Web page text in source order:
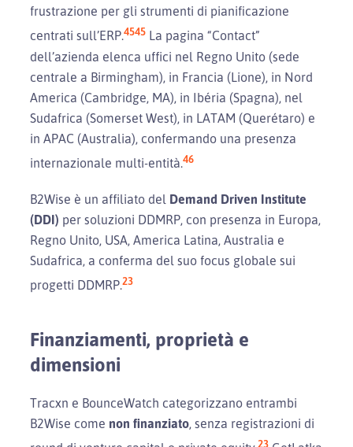
frustrazione per gli strumenti di pianificazione
centrati sull’ERP.4545 La pagina “Contact”
dell’azienda elenca uffici nel Regno Unito (sede
centrale a Birmingham), in Francia (Lione), in Nord
America (Cambridge, MA), in Ibéria (Spagna), nel
Sudafrica (Somerset West), in LATAM (Querétaro) e
in APAC (Australia), confermando una presenza
internazionale multi-entità.46
B2Wise è un affiliato del Demand Driven Institute
(DDI) per soluzioni DDMRP, con presenza in Europa,
Regno Unito, USA, America Latina, Australia e
Sudafrica, a conferma del suo focus globale sui
progetti DDMRP.23
Finanziamenti, proprietà e
dimensioni
Tracxn e BounceWatch categorizzano entrambi
B2Wise come non finanziato, senza registrazioni di
23